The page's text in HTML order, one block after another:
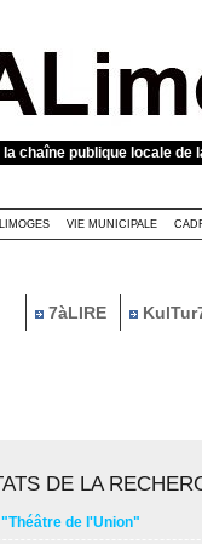
chaîne publique locale de
VIE MUNICIPALE
7àLIRE
DE LA
"Théâtre de l'Union"